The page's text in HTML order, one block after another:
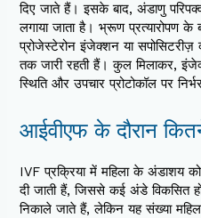
दिए जाते हैं। इसके बाद, अंडाणु
लगाया जाता है। भ्रूण प्रत्यारोपण के
प्रोजेस्टेरोन इंजेक्शन या
तक जारी रहती हैं। कुल मिलाकर,
स्थिति और उपचार प्रोटोकॉल पर
आईवीएफ के दौरान
IVF प्रक्रिया में महिला के अंडाशय
दी जाती हैं, जिससे कई अंडे
निकाले जाते हैं, लेकिन यह संख्या